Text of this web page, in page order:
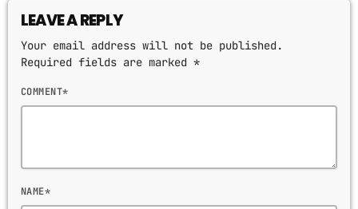
LEAVE A REPLY
Your email address will not be published.
Required fields are marked *
COMMENT*
NAME*